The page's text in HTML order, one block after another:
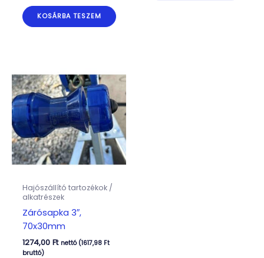
KOSÁRBA TESZEM
Hajószállító tartozékok /
alkatrészek
Zárósapka 3″,
70x30mm
1274,00 Ft nettó (1617,98 Ft
bruttó)